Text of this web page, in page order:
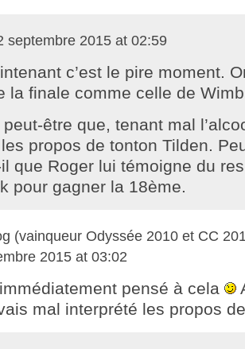
septembre 2015 at 02:59
c’est le pire moment.
la finale comme celle de
être que, tenant mal
propos de tonton Tilden.
que Roger lui témoigne du
pour gagner la 18ème.
(vainqueur Odyssée 2010 et CC
2015 at 03:02
immédiatement pensé à cela
mal interprété les propos